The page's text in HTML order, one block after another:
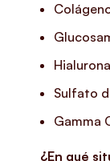
Sulfato
Gamma
¿En qué